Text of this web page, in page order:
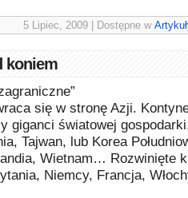
5 Lipiec, 2009 | Dostępne w
koniem
się w stronę Azji.
giganci światowej
Tajwan, lub Korea
Wietnam… Rozwinięte
Niemcy, Francja,